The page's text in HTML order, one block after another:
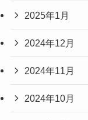
2025年1月
2024年12月
2024年11月
2024年10月